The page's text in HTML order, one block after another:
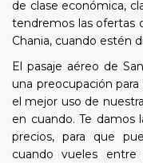
de clase económica,
tendremos las ofertas
Chania, cuando estén
El pasaje aéreo de
una preocupación
el mejor uso de
en cuando. Te damos
precios, para que
cuando vueles entre